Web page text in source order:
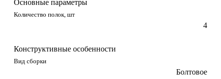
Основные параметры
Количество полок, шт
4
Конструктивные особенности
Вид сборки
Болтовое